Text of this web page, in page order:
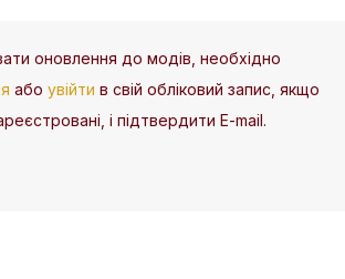
оновлення до модів, необхідно
або увійти в свій обліковий запис, якщо
і підтвердити E-mail.